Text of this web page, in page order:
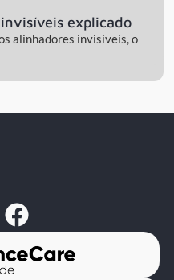
explicado
alinhadores invisíveis, o